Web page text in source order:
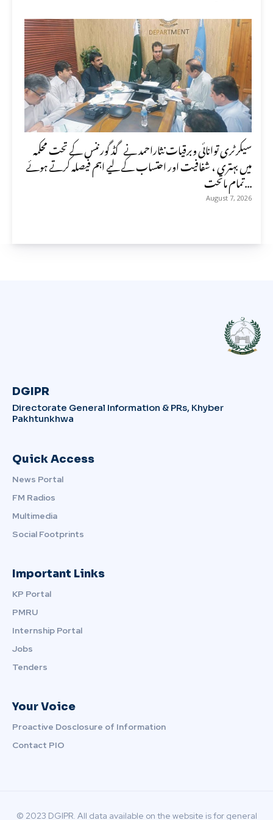
سیکرٹری توانائی وبرقیات نثاراحمد نے گڈ گورننس کے تحت محکمہ
میں بہتری ، شفافیت اور احتساب کے لیے اہم فیصلہ کرتے ہوئے
تمام ماتحت...
August 7, 2026
DGIPR
Directorate General Information & PRs, Khyber
Pakhtunkhwa
Quick Access
News Portal
FM Radios
Multimedia
Social Footprints
Important Links
KP Portal
PMRU
Internship Portal
Jobs
Tenders
Your Voice
Proactive Dosclosure of Information
Contact PIO
© 2023 DGIPR. All data available on the website is for general